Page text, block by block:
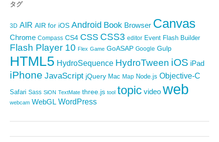
タグ
3D AIR AIR for iOS Android Book Browser Canvas
Chrome Compass CS4 CSS CSS3 editor Event Flash Builder
Flash Player 10 Flex Game GoASAP Google Gulp
HTML5 HydroSequence HydroTween iOS iPad
iPhone JavaScript jQuery Mac Map Node.js Objective-C
Safari Sass SiON TextMate three.js tool topic video web
webcam WebGL WordPress